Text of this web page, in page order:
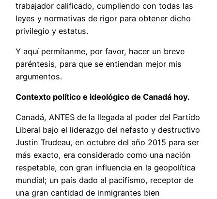
trabajador calificado, cumpliendo con todas las
leyes y normativas de rigor para obtener dicho
privilegio y estatus.
Y aquí permítanme, por favor, hacer un breve
paréntesis, para que se entiendan mejor mis
argumentos.
Contexto político e ideológico de Canadá hoy.
Canadá, ANTES de la llegada al poder del Partido
Liberal bajo el liderazgo del nefasto y destructivo
Justin Trudeau, en octubre del año 2015 para ser
más exacto, era considerado como una nación
respetable, con gran influencia en la geopolítica
mundial; un país dado al pacifismo, receptor de
una gran cantidad de inmigrantes bien